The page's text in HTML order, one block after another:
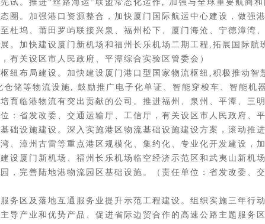
试。推进“丝路海运”联盟常态化运作, 加强与全球重要航商
圈。加强港口资源整合，加快厦门国际航运中心建设，做强
杜坞、莆田罗屿联接兴泉、福州松下、厦门海沧、宁德漳湾
。加快建设厦门新机场和福州长乐机场二期工程,拓展国际航
有关设区市人民政府、平潭综合实验区管委会）
布局建设。加快建设厦门港口型国家物流枢纽,积极推动智
储等物流设施, 鼓励推广电子化单证、智能穿梭车、智能机
育临港物流有突出贡献的公司。推进福州、泉州、平潭、三
：省发改委、交通运输厅、工信厅，有关设区市人民政府、
设施建设。深入实施港区物流基础设施建设方案，滚动推进
、漳州古雷等重点港区规模化、集约化、专业化开发建设，
设厦门新机场、福州长乐机场临空经济示范区和武夷山新机
，完善陆地港物流园区基础设施。（责任单位：省发改委、
区及落地互通服务业提升示范工程建设。组织实施三年行
导产业和优势产品、促进省际边贸合作的高速公路主题服务